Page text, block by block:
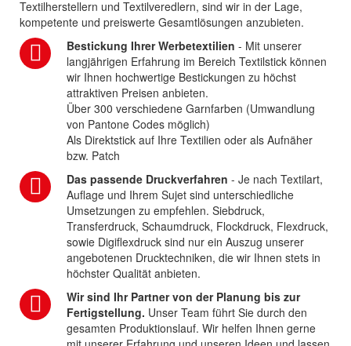
Textilherstellern und Textilveredlern, sind wir in der Lage,
kompetente und preiswerte Gesamtlösungen anzubieten.
Bestickung Ihrer Werbetextilien - Mit unserer
langjährigen Erfahrung im Bereich Textilstick können
wir Ihnen hochwertige Bestickungen zu höchst
attraktiven Preisen anbieten.
Über 300 verschiedene Garnfarben (Umwandlung
von Pantone Codes möglich)
Als Direktstick auf Ihre Textilien oder als Aufnäher
bzw. Patch
Das passende Druckverfahren - Je nach Textilart,
Auflage und Ihrem Sujet sind unterschiedliche
Umsetzungen zu empfehlen. Siebdruck,
Transferdruck, Schaumdruck, Flockdruck, Flexdruck,
sowie Digiflexdruck sind nur ein Auszug unserer
angebotenen Drucktechniken, die wir Ihnen stets in
höchster Qualität anbieten.
Wir sind Ihr Partner von der Planung bis zur
Fertigstellung. Unser Team führt Sie durch den
gesamten Produktionslauf. Wir helfen Ihnen gerne